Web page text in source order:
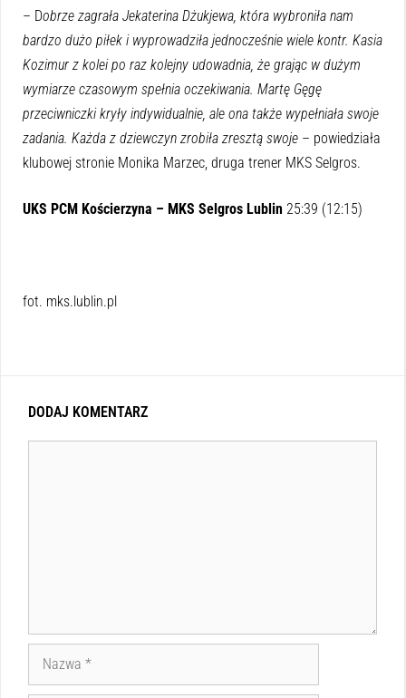
– Dobrze zagrała Jekaterina Dżukjewa, która wybroniła nam
bardzo dużo piłek i wyprowadziła jednocześnie wiele kontr. Kasia
Kozimur z kolei po raz kolejny udowadnia, że grając w dużym
wymiarze czasowym spełnia oczekiwania. Martę Gęgę
przeciwniczki kryły indywidualnie, ale ona także wypełniała swoje
zadania. Każda z dziewczyn zrobiła zresztą swoje – powiedziała
klubowej stronie Monika Marzec, druga trener MKS Selgros.
UKS PCM Kościerzyna – MKS Selgros Lublin 25:39 (12:15)
fot. mks.lublin.pl
DODAJ KOMENTARZ